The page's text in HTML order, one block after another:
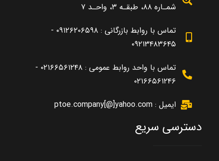
شمـاره ۸۸، طبقـه ۳، واحـد ۷
تماس با روابط بازرگانی : ۰۹۱۲۶۲۰۶۵۹۸ -
۰۹۲۱۳۴۸۳۶۴۵
تماس با واحد روابط عمومی : ۰۲۱۶۶۵۶۱۲۴۸ -
۰۲۱۶۶۵۶۱۲۴۶
ایمیل : ptoe.company[@]yahoo.com
دسترسی سریع